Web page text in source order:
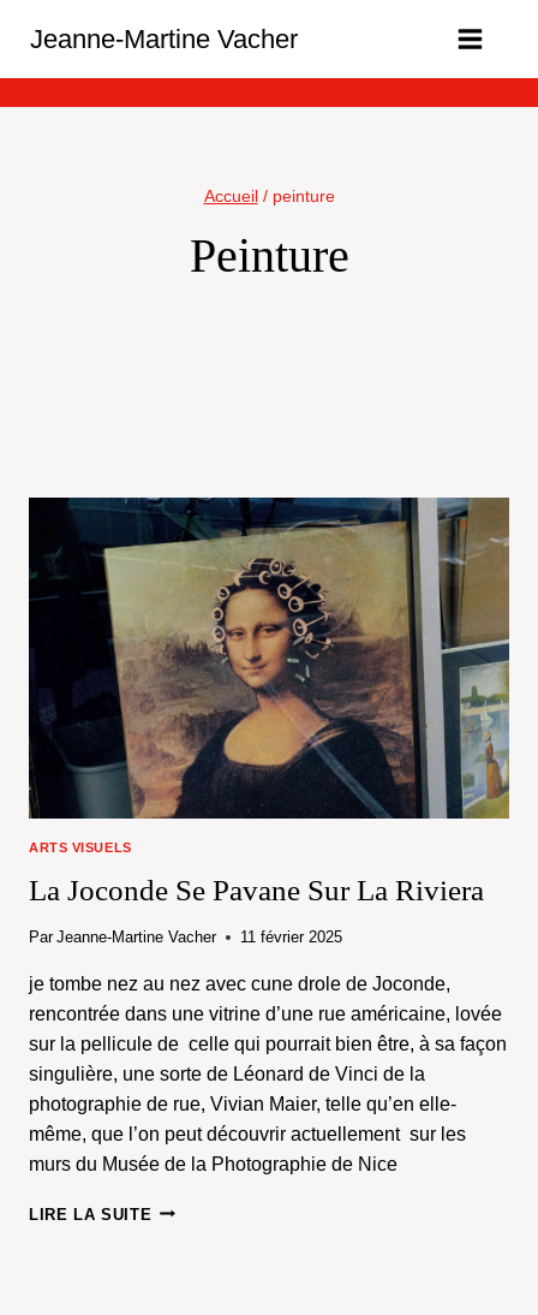
contenu
Jeanne-Martine Vacher
Accueil / peinture
Peinture
ARTS VISUELS
La Joconde Se Pavane Sur La Riviera
Par Jeanne-Martine Vacher 11 février 2025
je tombe nez au nez avec cune drole de Joconde,
rencontrée dans une vitrine d’une rue américaine, lovée
sur la pellicule de celle qui pourrait bien être, à sa façon
singulière, une sorte de Léonard de Vinci de la
photographie de rue, Vivian Maier, telle qu’en elle-
même, que l’on peut découvrir actuellement sur les
murs du Musée de la Photographie de Nice
LIRE LA SUITE LA